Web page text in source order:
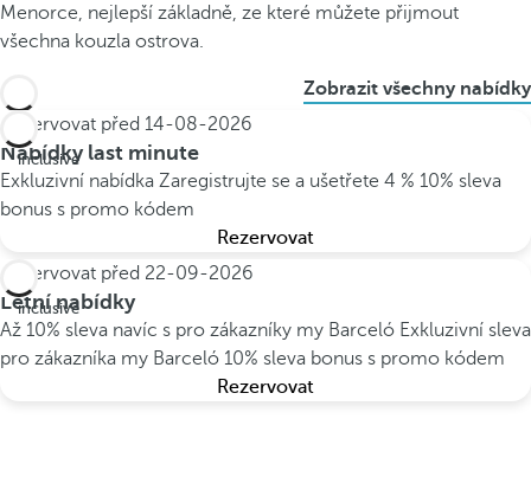
Menorce, nejlepší základně, ze které můžete přijmout
všechna kouzla ostrova.
Zobrazit všechny nabídky
inclusive
Rezervovat před 14-08-2026
Nabídky last minute
Exkluzivní nabídka Zaregistrujte se a ušetřete 4 % 10% sleva
bonus s promo kódem
Rezervovat
inclusive
Rezervovat před 22-09-2026
Letní nabídky
Až 10% sleva navíc s pro zákazníky my Barceló Exkluzivní sleva
pro zákazníka my Barceló 10% sleva bonus s promo kódem
Rezervovat